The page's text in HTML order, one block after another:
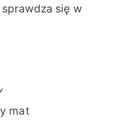
się w
mat